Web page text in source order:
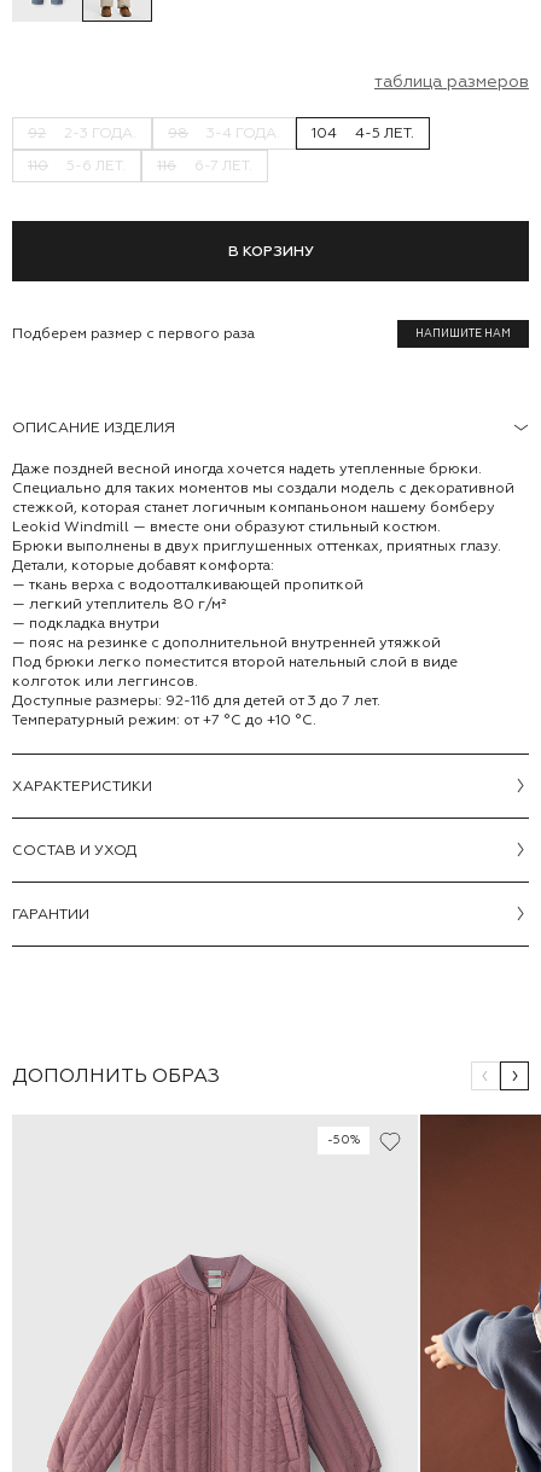
таблица размеров
92 2-3 ГОДА. 98 3-4 ГОДА. 104 4-5 ЛЕТ.
110 5-6 ЛЕТ. 116 6-7 ЛЕТ.
В КОРЗИНУ
Подберем размер с первого раза НАПИШИТЕ НАМ
ОПИСАНИЕ ИЗДЕЛИЯ
Даже поздней весной иногда хочется надеть утепленные брюки.
Специально для таких моментов мы создали модель с декоративной
стежкой, которая станет логичным компаньоном нашему бомберу
Leokid Windmill — вместе они образуют стильный костюм.
Брюки выполнены в двух приглушенных оттенках, приятных глазу.
Детали, которые добавят комфорта:
— ткань верха с водоотталкивающей пропиткой
— легкий утеплитель 80 г/м²
— подкладка внутри
— пояс на резинке с дополнительной внутренней утяжкой
Под брюки легко поместится второй нательный слой в виде
колготок или леггинсов.
Доступные размеры: 92-116 для детей от 3 до 7 лет.
Температурный режим: от +7 °С до +10 °С.
ХАРАКТЕРИСТИКИ
CОСТАВ И УХОД
ГАРАНТИИ
ДОПОЛНИТЬ ОБРАЗ
-50%